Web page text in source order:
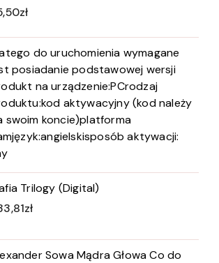
zł
do uruchomienia wymagane
posiadanie podstawowej wersji
na urządzenie:PCrodzaj
aktywacyjny (kod należy
swoim koncie)platforma
aktywacji:
Trilogy (Digital)
zł
Sowa Mądra Głowa Co do